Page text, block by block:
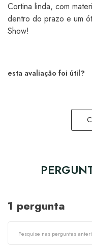
Cortina linda, com
dentro do prazo e um
Show!
esta avaliação foi útil?
1 pergunta